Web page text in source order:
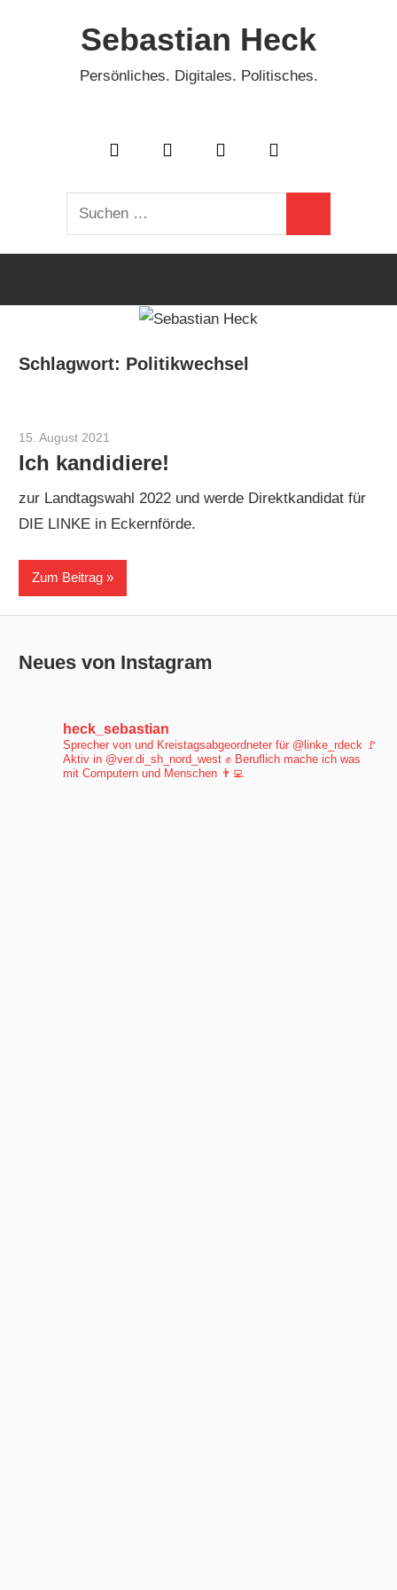
Sebastian Heck
Persönliches. Digitales. Politisches.
Suchen
nach:
Schlagwort: Politikwechsel
15. August 2021
Ich kandidiere!
zur Landtagswahl 2022 und werde Direktkandidat für
DIE LINKE in Eckernförde.
Zum Beitrag
Neues von Instagram
heck_sebastian
Sprecher von und Kreistagsabgeordneter für @linke_rdeck 🚩
Aktiv in @ver.di_sh_nord_west ✊ Beruflich mache ich was
mit Computern und Menschen 👨‍💻